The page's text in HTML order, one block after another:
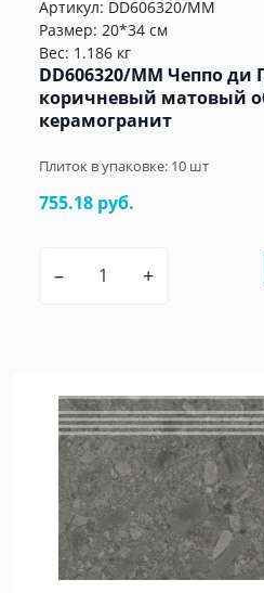
Артикул: DD606320/MM
Размер: 20*34 см
Вес: 1.186 кг
DD606320/MM Чеппо
коричневый матовый
керамогранит
Плиток в упаковке: 10 шт
755.18 руб.
– +